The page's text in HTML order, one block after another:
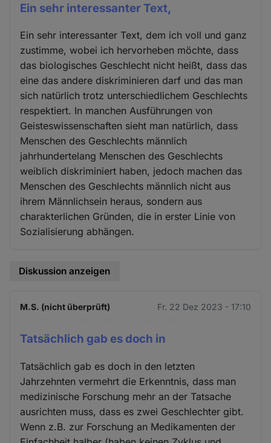
Ein sehr interessanter Text,
Ein sehr interessanter Text, dem ich voll und ganz
zustimme, wobei ich hervorheben möchte, dass
das biologisches Geschlecht nicht heißt, dass das
eine das andere diskriminieren darf und das man
sich natürlich trotz unterschiedlichem Geschlechts
respektiert. In manchen Ausführungen von
Geisteswissenschaften sieht man natürlich, dass
Menschen des Geschlechts männlich
jahrhundertelang Menschen des Geschlechts
weiblich diskriminiert haben, jedoch machen das
Menschen des Geschlechts männlich nicht aus
ihrem Männlichsein heraus, sondern aus
charakterlichen Gründen, die in erster Linie von
Sozialisierung abhängen.
Diskussion anzeigen
M.S. (nicht überprüft) Fr. 22 Dez 2023 - 17:10
Tatsächlich gab es doch in
Tatsächlich gab es doch in den letzten
Jahrzehnten vermehrt die Erkenntnis, dass man
medizinische Forschung mehr an der Tatsache
ausrichten muss, dass es zwei Geschlechter gibt.
Wenn z.B. zur Forschung an Medikamenten der